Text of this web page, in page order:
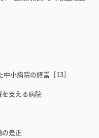
小病院の経営［13］
支える病院
是正